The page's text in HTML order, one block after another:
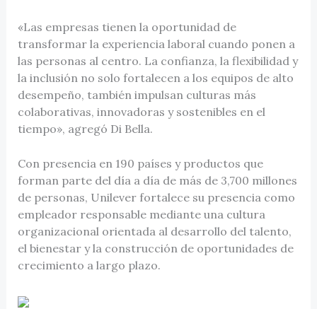
«Las empresas tienen la oportunidad de
transformar la experiencia laboral cuando ponen a
las personas al centro. La confianza, la flexibilidad y
la inclusión no solo fortalecen a los equipos de alto
desempeño, también impulsan culturas más
colaborativas, innovadoras y sostenibles en el
tiempo», agregó Di Bella.
Con presencia en 190 países y productos que
forman parte del día a día de más de 3,700 millones
de personas, Unilever fortalece su presencia como
empleador responsable mediante una cultura
organizacional orientada al desarrollo del talento,
el bienestar y la construcción de oportunidades de
crecimiento a largo plazo.